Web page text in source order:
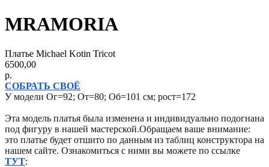
MRAMORIA
Платье Michael Kotin Tricot
6500,00
р.
СОБРАТЬ СВОЁ
У модели Ог=92; От=80; Об=101 см; рост=172
Эта модель платья была изменена и индивидуально подогнана
под фигуру в нашей мастерской.Обращаем ваше внимание:
это платье будет отшито по данным из таблиц конструктора на
нашем сайте. Ознакомиться с ними вы можете по ссылке
ТУТ: